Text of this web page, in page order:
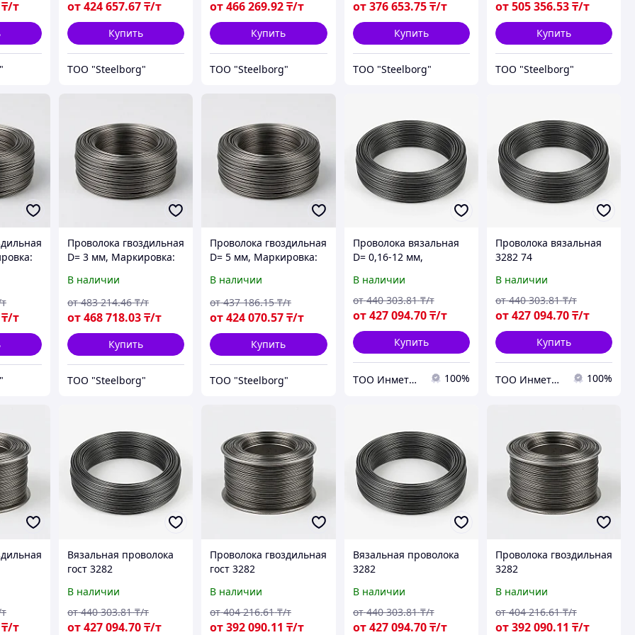
₸/т от424 657.67₸/т
Купить
ТОО "Steelborg"
от466 269.92₸/т
Купить
ТОО "Steelborg"
от 376 653.75 ₸/т
Купить
ТОО "Steelborg"
от505 356.53₸/т
Купить
ТОО "Steelborg"
₸/т
Проволока гвоздильная
D= 3 мм, Маркировка:
3282-74
В наличии
от468 718.03₸/т
от 483 214.46 ₸/т
Купить
ТОО "Steelborg"
Проволока гвоздильная
D= 5 мм, Маркировка:
3282-74
В наличии
от424 070.57₸/т
от 437 186.15 ₸/т
Купить
ТОО "Steelborg"
Проволока вязальная
D= 0,16-12 мм,
ТОЧ..., Стандарт: 3282-
74..., Марка: 1кп; 10...
В наличии
от 427 094.70 ₸/т
от 440 303.81 ₸/т
Купить
ТОО Инметпром 100%
Проволока вязальная
3282 74
В наличии
от427 094.70₸/т
от 440 303.81 ₸/т
Купить
ТОО Инметпром 100%
₸/т
Вязальная проволока
гост 3282
В наличии
от427 094.70₸/т
от 440 303.81 ₸/т
Проволока гвоздильная
гост 3282
В наличии
от392 090.11 ₸/т
от 404 216.61 ₸/т
Вязальная проволока
3282
В наличии
от 427 094.70 ₸/т
от 440 303.81 ₸/т
Проволока гвоздильная
3282
В наличии
от392 090.11 ₸/т
от 404 216.61 ₸/т